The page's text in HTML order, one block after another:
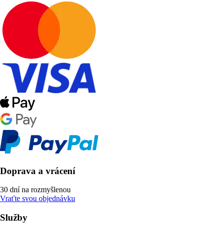
Doprava a vrácení
30 dní na rozmyšlenou
Vraťte svou objednávku
Služby